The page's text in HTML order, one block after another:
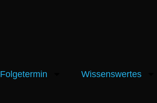
Folgetermin Wissenswertes